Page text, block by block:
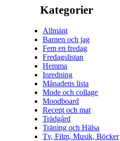
Kategorier
Allmänt
Barnen och jag
Fem en fredag
Fredagslistan
Hemma
Inredning
Månadens lista
Mode och collage
Moodboard
Recept och mat
Trädgård
Träning och Hälsa
Tv, Film, Musik, Böcker